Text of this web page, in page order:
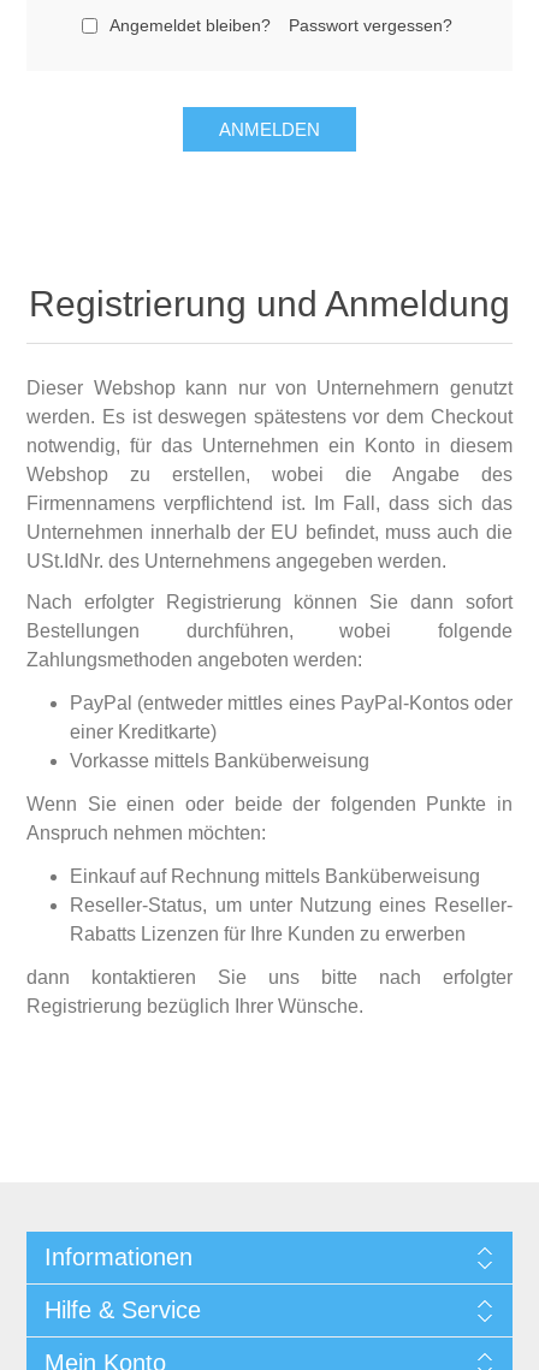
Angemeldet bleiben? Passwort vergessen?
Registrierung und Anmeldung
Dieser Webshop kann nur von Unternehmern genutzt
werden. Es ist deswegen spätestens vor dem Checkout
notwendig, für das Unternehmen ein Konto in diesem
Webshop zu erstellen, wobei die Angabe des
Firmennamens verpflichtend ist. Im Fall, dass sich das
Unternehmen innerhalb der EU befindet, muss auch die
USt.IdNr. des Unternehmens angegeben werden.
Nach erfolgter Registrierung können Sie dann sofort
Bestellungen durchführen, wobei folgende
Zahlungsmethoden angeboten werden:
PayPal (entweder mittles eines PayPal-Kontos oder
einer Kreditkarte)
Vorkasse mittels Banküberweisung
Wenn Sie einen oder beide der folgenden Punkte in
Anspruch nehmen möchten:
Einkauf auf Rechnung mittels Banküberweisung
Reseller-Status, um unter Nutzung eines Reseller-
Rabatts Lizenzen für Ihre Kunden zu erwerben
dann kontaktieren Sie uns bitte nach erfolgter
Registrierung bezüglich Ihrer Wünsche.
Informationen
Hilfe & Service
Mein Konto